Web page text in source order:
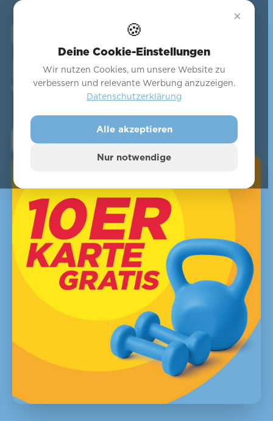
Die EXICE
10er-Karte.
Jetzt Starttermin buchen
×
🍪
Deine Cookie-Einstellungen
Wir nutzen Cookies, um unsere Website zu
verbessern und relevante Werbung anzuzeigen.
Datenschutzerklärung
Alle akzeptieren
Nur notwendige